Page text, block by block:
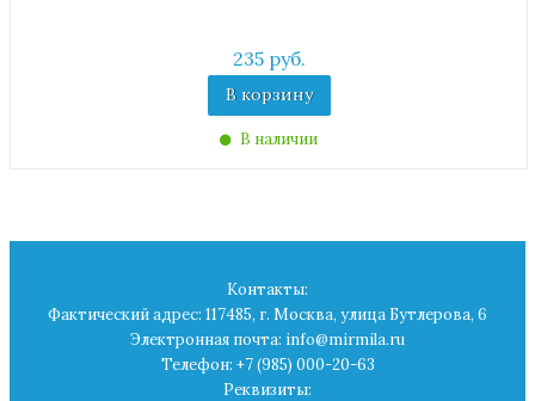
235 руб.
В корзину
В наличии
Контакты:
Фактический адрес: 117485, г. Москва, улица Бутлерова, 6
Электронная почта: info@mirmila.ru
Телефон: +7 (985) 000-20-63
Реквизиты: